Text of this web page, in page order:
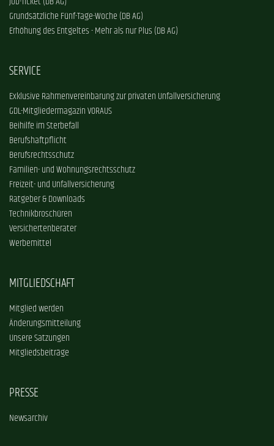
Grundsätzliche Fünf-Tage-Woche (DB AG)
Erhöhung des Entgeltes - Mehr als nur Plus (DB AG)
SERVICE
Exklusive Rahmenvereinbarung zur privaten Unfallversicherung
GDL-Mitgliedermagazin VORAUS
Beihilfe im Sterbefall
Berufshaftpflicht
Berufsrechtsschutz
Familien- und Wohnungsrechtsschutz
Freizeit- und Unfallversicherung
Ratgeber & Downloads
Technikbroschüren
Versichertenberater
Werbemittel
MITGLIEDSCHAFT
Mitglied werden
Änderungsmitteilung
Unsere Satzungen
Mitgliedsbeiträge
PRESSE
Newsarchiv